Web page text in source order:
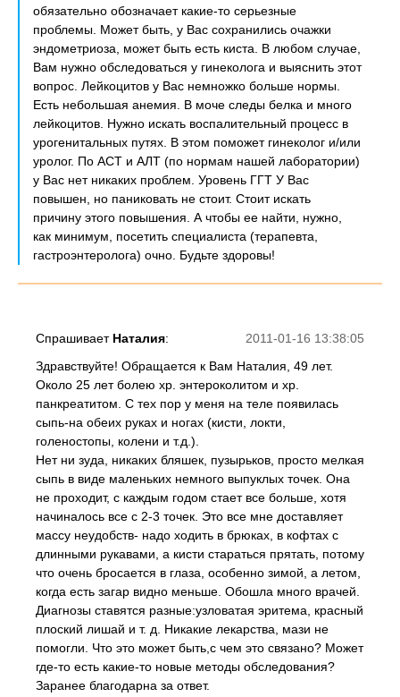
обязательно обозначает какие-то серьезные
проблемы. Может быть, у Вас сохранились очажки
эндометриоза, может быть есть киста. В любом случае,
Вам нужно обследоваться у гинеколога и выяснить этот
вопрос. Лейкоцитов у Вас немножко больше нормы.
Есть небольшая анемия. В моче следы белка и много
лейкоцитов. Нужно искать воспалительный процесс в
урогенитальных путях. В этом поможет гинеколог и/или
уролог. По АСТ и АЛТ (по нормам нашей лаборатории)
у Вас нет никаких проблем. Уровень ГГТ У Вас
повышен, но паниковать не стоит. Стоит искать
причину этого повышения. А чтобы ее найти, нужно,
как минимум, посетить специалиста (терапевта,
гастроэнтеролога) очно. Будьте здоровы!
2011-01-16 13:38:05
Спрашивает Наталия:
Здравствуйте! Обращается к Вам Наталия, 49 лет.
Около 25 лет болею хр. энтероколитом и хр.
панкреатитом. С тех пор у меня на теле появилась
сыпь-на обеих руках и ногах (кисти, локти,
голеностопы, колени и т.д.).
Нет ни зуда, никаких бляшек, пузырьков, просто мелкая
сыпь в виде маленьких немного выпуклых точек. Она
не проходит, с каждым годом стает все больше, хотя
начиналось все с 2-3 точек. Это все мне доставляет
массу неудобств- надо ходить в брюках, в кофтах с
длинными рукавами, а кисти стараться прятать, потому
что очень бросается в глаза, особенно зимой, а летом,
когда есть загар видно меньше. Обошла много врачей.
Диагнозы ставятся разные:узловатая эритема, красный
плоский лишай и т. д. Никакие лекарства, мази не
помогли. Что это может быть,с чем это связано? Может
где-то есть какие-то новые методы обследования?
Заранее благодарна за ответ.